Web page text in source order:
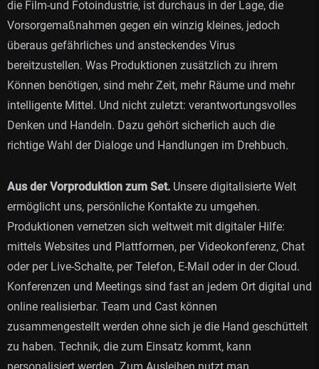
die Film-und Fotoindustrie, ist durchaus in der Lage, die
Vorsorgemaßnahmen gegen ein winzig kleines, jedoch
überaus gefährliches und ansteckendes Virus
bereitzustellen. Was Produktionen zusätzlich zu ihrem
Können benötigen, sind mehr Zeit, mehr Räume und mehr
intelligente Mittel. Und nicht zuletzt: verantwortungsvolles
Denken und Handeln. Dazu gehört sicherlich auch die
richtige Wahl der Dialoge und Handlungen im Drehbuch.
Aus der Vorproduktion zum Set. Unsere digitalisierte Welt
ermöglicht uns, persönliche Kontakte zu umgehen.
Produktionen vernetzen sich weltweit mit digitaler Hilfe:
mittels Websites und Plattformen, per Videokonferenz, Chat
oder per Live-Schalte, per Telefon, E-Mail oder in der Cloud.
Konferenzen und Meetings sind fast an jedem Ort digital und
online realisierbar. Team und Cast können
zusammengestellt werden ohne sich je die Hand geschüttelt
zu haben. Technik, die zum Einsatz kommt, kann